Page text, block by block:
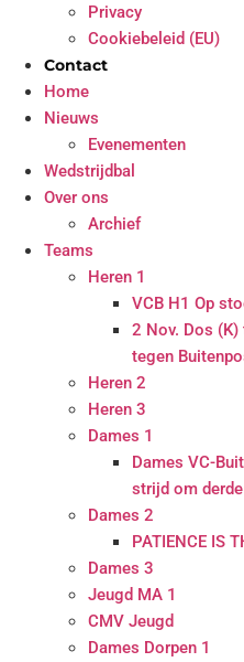
Privacy
Cookiebeleid (EU)
Contact
Home
Nieuws
Evenementen
Wedstrijdbal
Over ons
Archief
Teams
Heren 1
VCB H1 Op
2 Nov. Dos
tegen
Heren 2
Heren 3
Dames 1
Dames VC-
strijd om
Dames 2
PATIENCE IS
Dames 3
Jeugd MA 1
CMV Jeugd
Dames Dorpen 1